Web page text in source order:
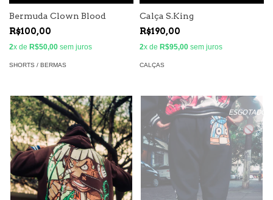
Bermuda Clown Blood
R$100,00
2x de R$50,00 sem juros
SHORTS / BERMAS
Calça S.King
R$190,00
2x de R$95,00 sem juros
CALÇAS
ESGOTADO